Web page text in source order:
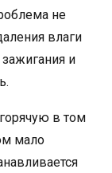
не
влаги
и
в том
мало